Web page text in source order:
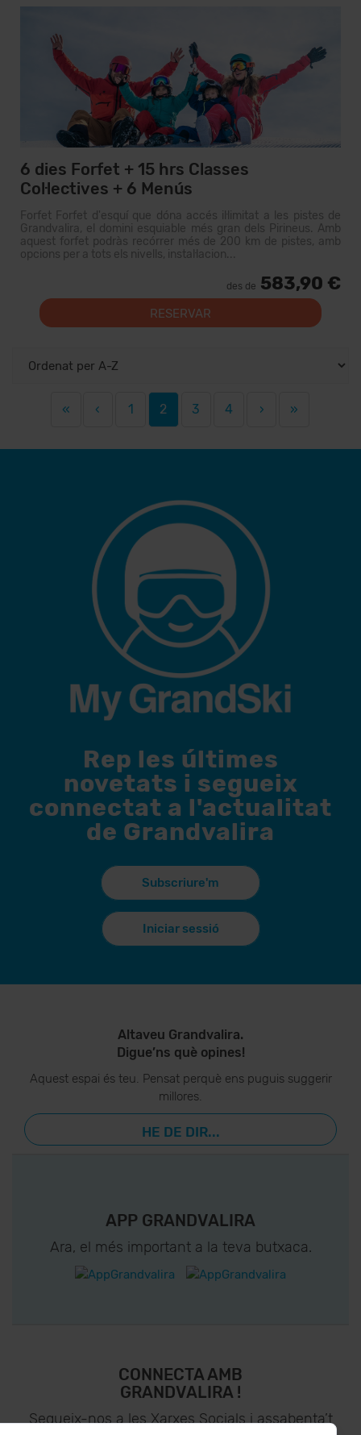
6 dies Forfet + 15 hrs Classes
Col·lectives + 6 Menús
Forfet Forfet d'esquí que dóna accés il·limitat a les pistes de
Grandvalira, el domini esquiable més gran dels Pirineus. Amb
aquest forfet podràs recórrer més de 200 km de pistes, amb
opcions per a tots els nivells, instal·lacion...
des de 583,90 €
RESERVAR
« ‹ 1 2 3 4 › »
Rep les últimes
novetats i segueix
connectat a l'actualitat
de Grandvalira
Subscriure'm
Iniciar sessió
Altaveu Grandvalira.
Digue’ns què opines!
Aquest espai és teu. Pensat perquè ens puguis suggerir
millores.
HE DE DIR...
APP GRANDVALIRA
Ara, el més important a la teva butxaca.
CONNECTA AMB
GRANDVALIRA !
Segueix-nos a les Xarxes Socials i assabenta’t